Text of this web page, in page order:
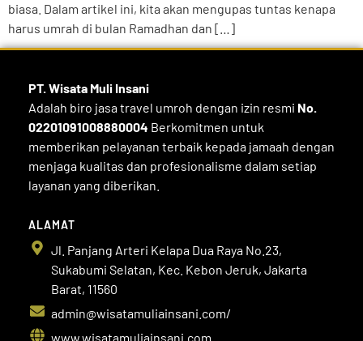
biasa. Dalam artikel ini, kita akan mengupas tuntas kenapa
harus umrah di bulan Ramadhan dan […]
PT. Wisata Muli Insani
Adalah biro jasa travel umroh dengan izin resmi No.
02201091008880004 Berkomitmen untuk
memberikan pelayanan terbaik kepada jamaah dengan
menjaga kualitas dan profesionalisme dalam setiap
layanan yang diberikan.
ALAMAT
Jl. Panjang Arteri Kelapa Dua Raya No.23,
Sukabumi Selatan, Kec. Kebon Jeruk, Jakarta
Barat, 11560
admin@wisatamuliainsani.com/
www.wisatamuliainsani.com